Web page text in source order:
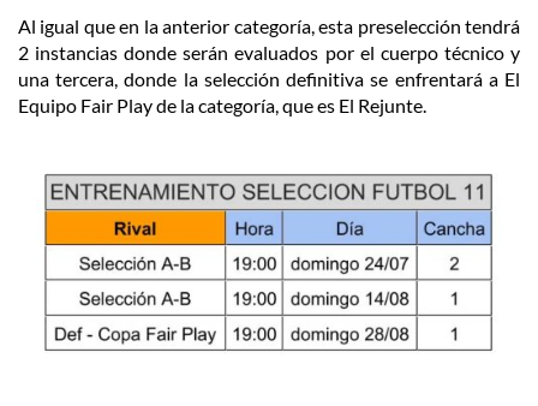
Al igual que en la anterior categoría, esta preselección tendrá
2 instancias donde serán evaluados por el cuerpo técnico y
una tercera, donde la selección definitiva se enfrentará a El
Equipo Fair Play de la categoría, que es El Rejunte.